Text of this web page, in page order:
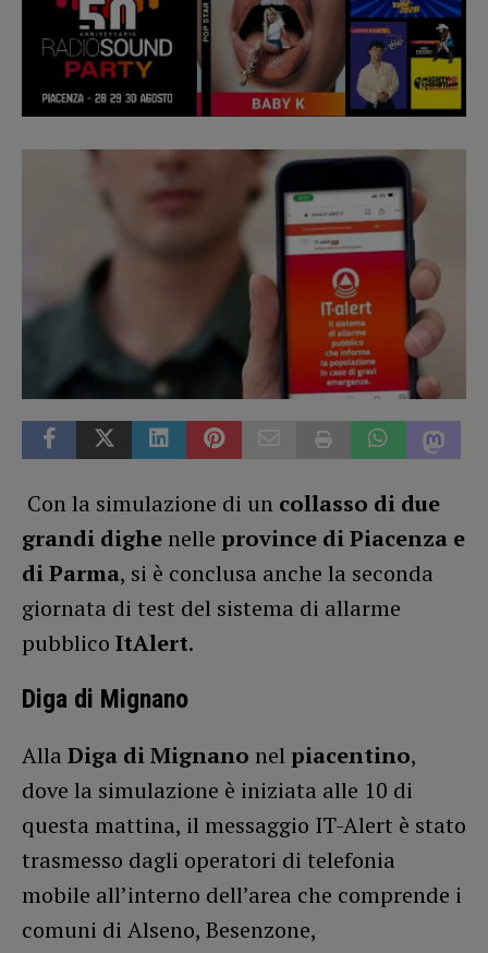
Con la simulazione di un collasso di due
grandi dighe nelle province di Piacenza e
di Parma, si è conclusa anche la seconda
giornata di test del sistema di allarme
pubblico ItAlert.
Diga di Mignano
Alla Diga di Mignano nel piacentino,
dove la simulazione è iniziata alle 10 di
questa mattina, il messaggio IT-Alert è stato
trasmesso dagli operatori di telefonia
mobile all’interno dell’area che comprende i
comuni di Alseno, Besenzone,